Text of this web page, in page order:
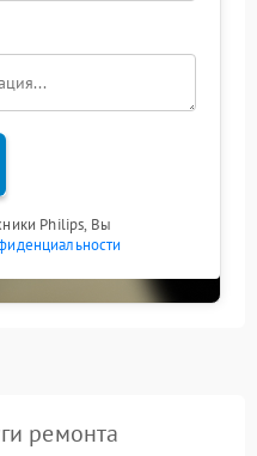
Philips, Вы
ремонта